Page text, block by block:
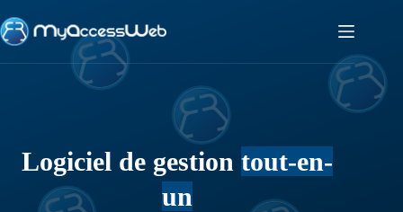
Logiciel de gestiontout-en-
un